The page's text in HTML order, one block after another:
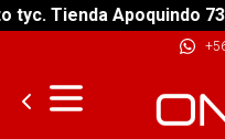
Tienda Apoquindo